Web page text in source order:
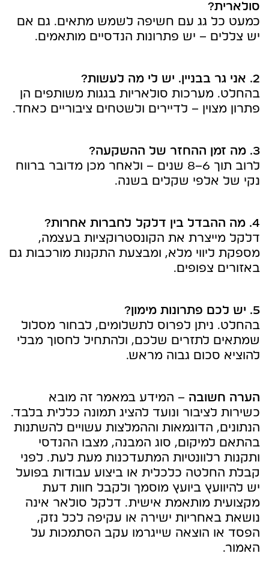
סולארית?
כמעט כל גג עם חשיפה לשמש מתאים. גם אם
יש צללים – יש פתרונות הנדסיים מותאמים.
2. אני גר בבניין. יש לי מה לעשות?
בהחלט. מערכות סולאריות בגגות משותפים הן
פתרון מצוין – לדיירים ולשטחים ציבוריים כאחד.
3. מה זמן ההחזר של ההשקעה?
לרוב תוך 6–8 שנים – ולאחר מכן מדובר ברווח
נקי של אלפי שקלים בשנה.
4. מה ההבדל בין דלקל לחברות אחרות?
דלקל מייצרת את הקונסטרוקציות בעצמה,
מספקת ליווי מלא, ומבצעת התקנות מורכבות גם
באזורים צפופים.
5. יש לכם פתרונות מימון?
בהחלט. ניתן לפרוס לתשלומים, לבחור מסלול
שמתאים לתזרים שלכם, ולהתחיל לחסוך מבלי
להוציא סכום גבוה מראש.
הערה חשובה – המידע במאמר זה מובא
כשירות לציבור ונועד להציג תמונה כללית בלבד.
הנתונים, הדוגמאות וההמלצות עשויים להשתנות
בהתאם למיקום, סוג המבנה, מצבו ההנדסי
ותקנות רלוונטיות המתעדכנות מעת לעת. לפני
קבלת החלטה כלכלית או ביצוע עבודות בפועל
יש להיוועץ ביועץ מוסמך ולקבל חוות דעת
מקצועית מותאמת אישית. דלקל סולאר אינה
נושאת באחריות ישירה או עקיפה לכל נזק,
הפסד או הוצאה שייגרמו עקב הסתמכות על
האמור.